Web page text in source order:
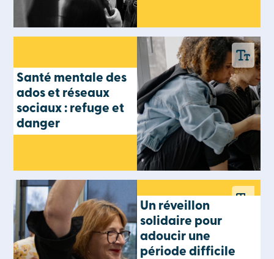
Santé mentale des
ados et réseaux
sociaux : refuge et
danger
Un réveillon
solidaire pour
adoucir une
période difficile